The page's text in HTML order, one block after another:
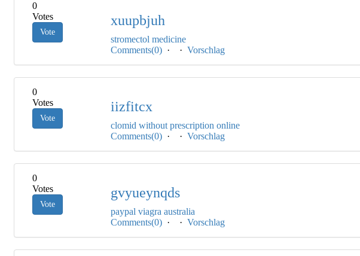
0
Votes
Vote
xuupbjuh
stromectol medicine
Comments(0) · ·Vorschlag
0
Votes
Vote
iizfitcx
clomid without prescription online
Comments(0) · ·Vorschlag
0
Votes
Vote
gvyueynqds
paypal viagra australia
Comments(0) · ·Vorschlag